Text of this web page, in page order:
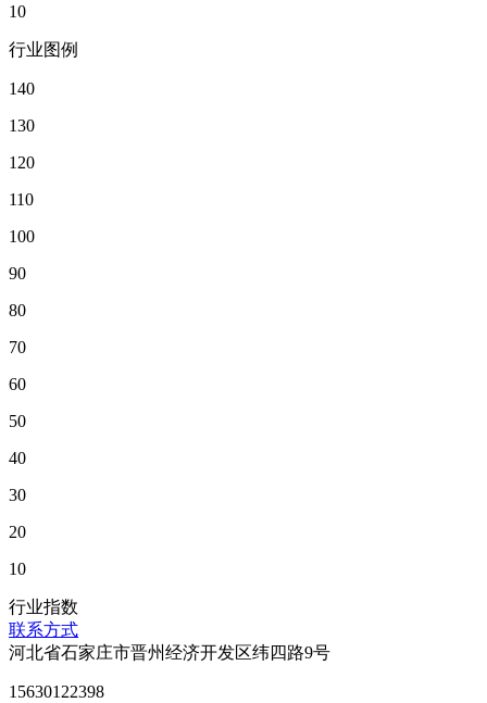
10
行业图例
140
130
120
110
100
90
80
70
60
50
40
30
20
10
行业指数
联系方式
河北省石家庄市晋州经济开发区纬四路9号
15630122398